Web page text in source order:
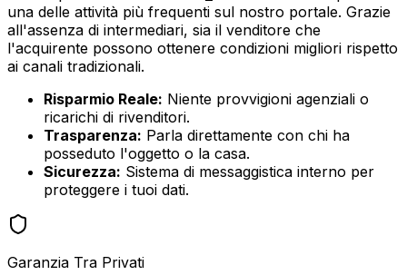
una delle attività più frequenti sul nostro portale. Grazie
all'assenza di intermediari, sia il venditore che
l'acquirente possono ottenere condizioni migliori rispetto
ai canali tradizionali.
Risparmio Reale: Niente provvigioni agenziali o
ricarichi di rivenditori.
Trasparenza: Parla direttamente con chi ha
posseduto l'oggetto o la casa.
Sicurezza: Sistema di messaggistica interno per
proteggere i tuoi dati.
Garanzia Tra Privati